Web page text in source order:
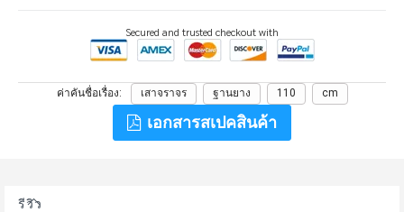
Secured and trusted checkout with
ค่าคันชื่อเรื่อง เสาจราจร ฐานยาง 110 cm
เอกสารสเปคสินค้า
รีวิว